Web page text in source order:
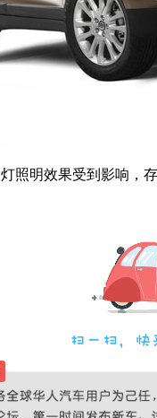
照明效果受到影响